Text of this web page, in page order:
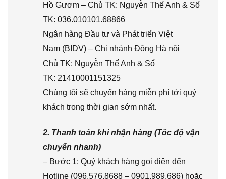
Hồ Gươm – Chủ TK: Nguyễn Thế Anh & Số
TK: 036.010101.68866
Ngân hàng Đầu tư và Phát triển Việt
Nam (BIDV) – Chi nhánh Đông Hà nội
Chủ TK: Nguyễn Thế Anh & Số
TK: 21410001151325
Chúng tôi sẽ chuyển hàng miễn phí tới quý
khách trong thời gian sớm nhất.
2. Thanh toán khi nhận hàng (Tốc độ vận
chuyển nhanh)
– Bước 1: Quý khách hàng gọi điện đến
Hotline (096.576.8688 – 0901.989.686) hoặc